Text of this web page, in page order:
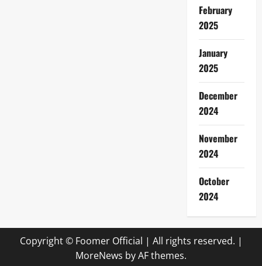
February
2025
January
2025
December
2024
November
2024
October
2024
Copyright © Foomer Official | All rights reserved. |
MoreNews by AF themes.